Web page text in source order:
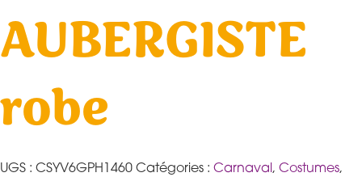
AUBERGISTE
robe
UGS : CSYV6GPH1460 Catégories : Carnaval, Costumes,